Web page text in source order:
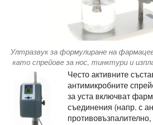
Ултразвук за формулиране на
като спрейове за нос, тинктури и
Често активните
антимикробните
за уста включват
съединения (напр. с